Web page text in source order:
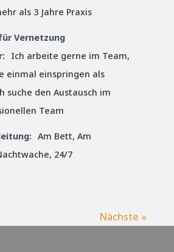
als 3 Jahre Praxis
Vernetzung
Ich arbeite gerne im Team,
einmal einspringen als
suche den Austausch im
Team
Am Bett, Am
24/7
Nächste »